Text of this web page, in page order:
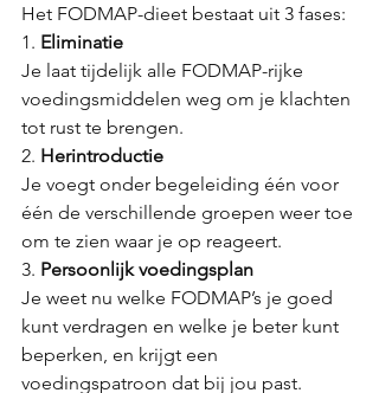
Het FODMAP-dieet bestaat uit 3 fases:
1. Eliminatie
Je laat tijdelijk alle FODMAP-rijke
voedingsmiddelen weg om je klachten
tot rust te brengen.
2. Herintroductie
Je voegt onder begeleiding één voor
één de verschillende groepen weer toe
om te zien waar je op reageert.
3. Persoonlijk voedingsplan
Je weet nu welke FODMAP’s je goed
kunt verdragen en welke je beter kunt
beperken, en krijgt een
voedingspatroon dat bij jou past.